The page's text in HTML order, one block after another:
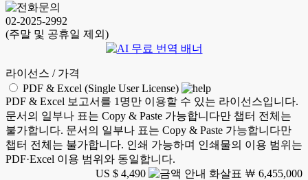
02-2025-2992
(주말 및 공휴일 제외)
라이선스 / 가격
PDF & Excel (Single User License)
PDF & Excel 보고서를 1명만 이용할 수 있는 라이선스입니다.
문서의 일부나 표는 Copy & Paste 가능합니다만 챕터 전체는
불가합니다. 문서의 일부나 표는 Copy & Paste 가능합니다만
챕터 전체는 불가합니다. 인쇄 가능하며 인쇄물의 이용 범위는
PDF·Excel 이용 범위와 동일합니다.
US $ 4,490
￦ 6,455,000